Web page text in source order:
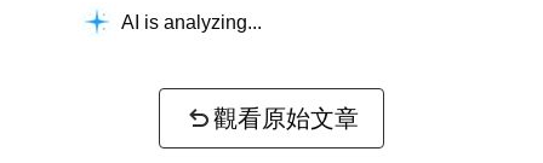
AI is analyzing...
觀看原始文章